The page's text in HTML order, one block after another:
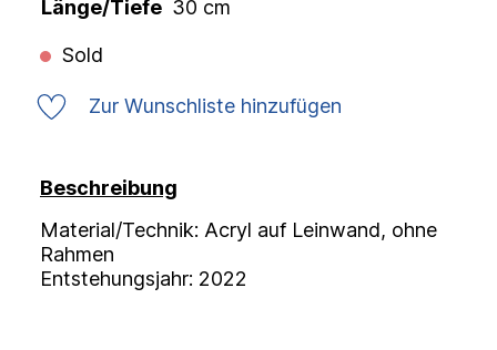
Länge/Tiefe 30 cm
Sold
Zur Wunschliste hinzufügen
Beschreibung
Material/Technik: Acryl auf Leinwand, ohne
Rahmen
Entstehungsjahr: 2022